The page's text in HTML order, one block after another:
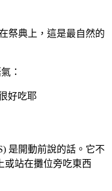
祭典上，這是最自然的
：
好吃耶
是開動前說的話。它不
或站在攤位旁吃東西